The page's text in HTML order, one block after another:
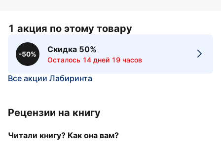
1 акция по этому товару
-50%
Скидка 50%
Осталось 14 дней 19 часов
Все акции Лабиринта
Рецензии на книгу
Читали книгу? Как она вам?